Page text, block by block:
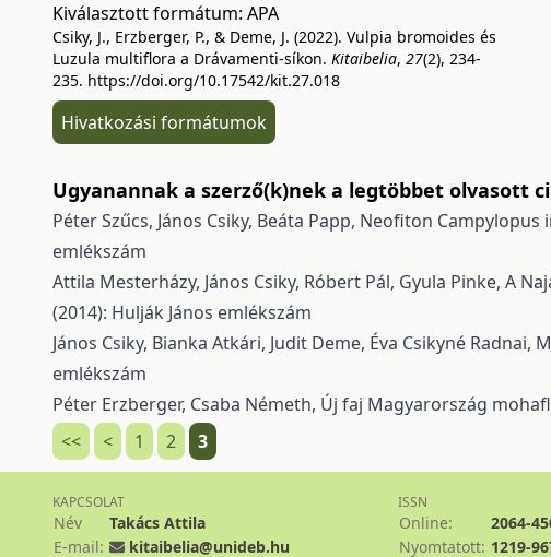
Kiválasztott formátum: APA
Csiky, J., Erzberger, P., & Deme, J. (2022). Vulpia bromoides és
Luzula multiflora a Drávamenti-síkon. Kitaibelia, 27(2), 234-
235. https://doi.org/10.17542/kit.27.018
Hivatkozási formátumok
Ugyanannak a szerző(k)nek a legtöbbet olvasott
Péter Szűcs, János Csiky, Beáta Papp, Neofiton Campylopus
emlékszám
Attila Mesterházy, János Csiky, Róbert Pál, Gyula Pinke, A
(2014): Hulják János emlékszám
János Csiky, Bianka Atkári, Judit Deme, Éva Csikyné Radnai,
emlékszám
Péter Erzberger, Csaba Németh, Új faj Magyarország
<<
< 1 2 3
KAPCSOLAT
Név
Takács Attila
E-mail:
kitaibelia@unideb.hu
ISSN
Online:
2064-
Nyomtatott: 1219-